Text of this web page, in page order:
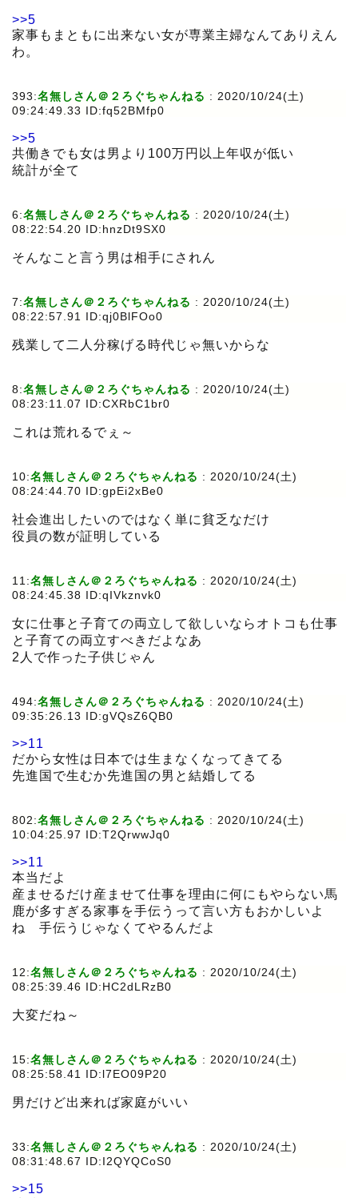
>>5
家事もまともに出来ない女が専業主婦なんてありえん
わ。
393:名無しさん＠２ろぐちゃんねる : 2020/10/24(土)
09:24:49.33 ID:fq52BMfp0
>>5
共働きでも女は男より100万円以上年収が低い
統計が全て
6:名無しさん＠２ろぐちゃんねる : 2020/10/24(土)
08:22:54.20 ID:hnzDt9SX0
そんなこと言う男は相手にされん
7:名無しさん＠２ろぐちゃんねる : 2020/10/24(土)
08:22:57.91 ID:qj0BlFOo0
残業して二人分稼げる時代じゃ無いからな
8:名無しさん＠２ろぐちゃんねる : 2020/10/24(土)
08:23:11.07 ID:CXRbC1br0
これは荒れるでぇ～
10:名無しさん＠２ろぐちゃんねる : 2020/10/24(土)
08:24:44.70 ID:gpEi2xBe0
社会進出したいのではなく単に貧乏なだけ
役員の数が証明している
11:名無しさん＠２ろぐちゃんねる : 2020/10/24(土)
08:24:45.38 ID:qIVkznvk0
女に仕事と子育ての両立して欲しいならオトコも仕事
と子育ての両立すべきだよなあ
2人で作った子供じゃん
494:名無しさん＠２ろぐちゃんねる : 2020/10/24(土)
09:35:26.13 ID:gVQsZ6QB0
>>11
だから女性は日本では生まなくなってきてる
先進国で生むか先進国の男と結婚してる
802:名無しさん＠２ろぐちゃんねる : 2020/10/24(土)
10:04:25.97 ID:T2QrwwJq0
>>11
本当だよ
産ませるだけ産ませて仕事を理由に何にもやらない馬
鹿が多すぎる家事を手伝うって言い方もおかしいよ
ね 手伝うじゃなくてやるんだよ
12:名無しさん＠２ろぐちゃんねる : 2020/10/24(土)
08:25:39.46 ID:HC2dLRzB0
大変だね～
15:名無しさん＠２ろぐちゃんねる : 2020/10/24(土)
08:25:58.41 ID:l7EO09P20
男だけど出来れば家庭がいい
33:名無しさん＠２ろぐちゃんねる : 2020/10/24(土)
08:31:48.67 ID:I2QYQCoS0
>>15